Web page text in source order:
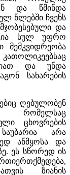
და წმინდა
წლებში ჩვენს
და
სულ უფრო
მემკვიდრეობა
და უნდა
სახარების
ღებულობენ
რომელსაც
ცხოვრების
არა
აწმყოსა და
ეს სწორედ ის
ზიანის